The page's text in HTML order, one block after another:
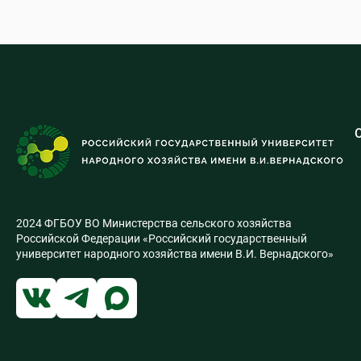
2024 ФГБОУ ВО Министерства сельского хозяйства
Российской Федерации «Российский государственный
университет народного хозяйства имени В.И. Вернадского»